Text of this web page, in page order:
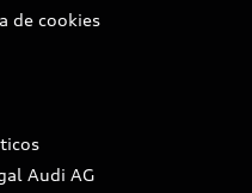
de cookies
Audi AG